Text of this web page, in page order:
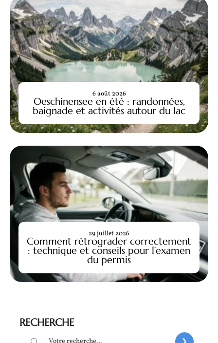
Oeschinensee en été : randonnées,
baignade et activités autour du lac
6 août 2026
Comment rétrograder correctement
: technique et conseils pour l’examen
du permis
29 juillet 2026
RECHERCHE